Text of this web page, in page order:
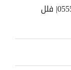
شركة تنظيف في الجميرا دبي |0555131203| فلل